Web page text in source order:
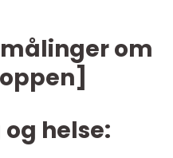
om
helse: